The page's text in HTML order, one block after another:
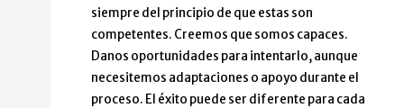
siempre del principio de que estas son
competentes. Creemos que somos capaces.
Danos oportunidades para intentarlo, aunque
necesitemos adaptaciones o apoyo durante el
proceso. El éxito puede ser diferente para cada